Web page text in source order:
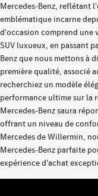
Mercedes-Benz, reflétant
emblématique incarne
d'occasion comprend une
SUV luxueux, en passant
Benz que nous mettons à
première qualité, associé
recherchiez un modèle
performance ultime sur la
Mercedes-Benz saura
offrant un niveau de
Mercedes de Willermin,
Mercedes-Benz parfaite
expérience d'achat